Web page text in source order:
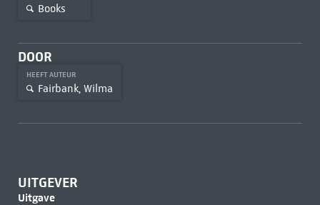
Books
DOOR
HEEFT AUTEUR
Fairbank, Wilma
UITGEVER
Uitgave